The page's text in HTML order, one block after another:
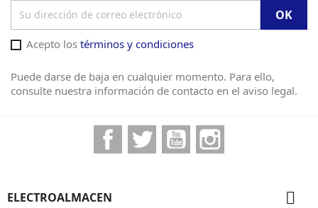
Acepto los términos y condiciones
Puede darse de baja en cualquier momento. Para ello,
consulte nuestra información de contacto en el aviso legal.
FacebookTwitter YouTube
ELECTROALMACEN 